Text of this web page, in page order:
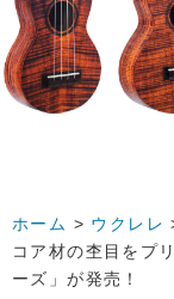
ホーム > ウクレレ
コア材の杢目をプ
ーズ」が発売！